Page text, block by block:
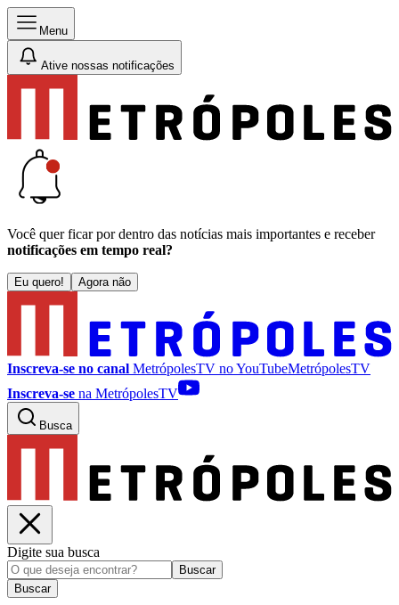
Menu
Ative nossas notificações
Você quer ficar por dentro das notícias mais importantes e receber
notificações em tempo real?
Eu quero! Agora não
Inscreva-se no canal MetrópolesTV noYouTubeMetrópolesTV
Inscreva-se na MetrópolesTV
Busca
Digite sua busca
Buscar
Buscar